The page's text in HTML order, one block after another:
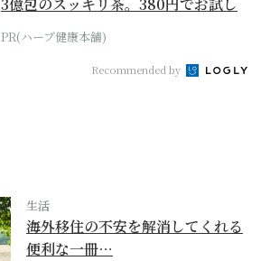
3億包のスッキリ茶。380円でお試し
PR(ハーブ健康本舗)
Recommended by
生活
海外移住の不安を解消してくれる
便利な一冊…